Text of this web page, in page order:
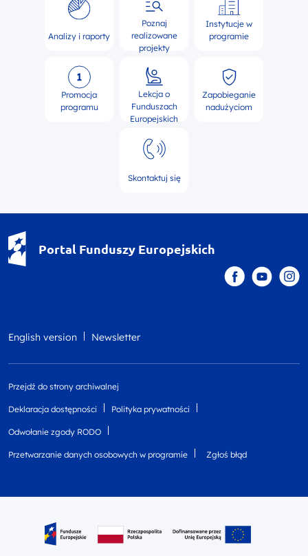
Analizy i raporty
Poznaj
realizowane
projekty
Instytucje w
programie
Promocja
programu
Lekcja o
Funduszach
Europejskich
Zapobieganie
nadużyciom
Skontaktuj się
Portal Funduszy Europejskich
English version Newsletter
Przejdź do strony archiwalnej
Deklaracja dostępności Polityka prywatności
Odwołanie zgody RODO
Przetwarzanie danych osobowych w programie Zgłoś błąd